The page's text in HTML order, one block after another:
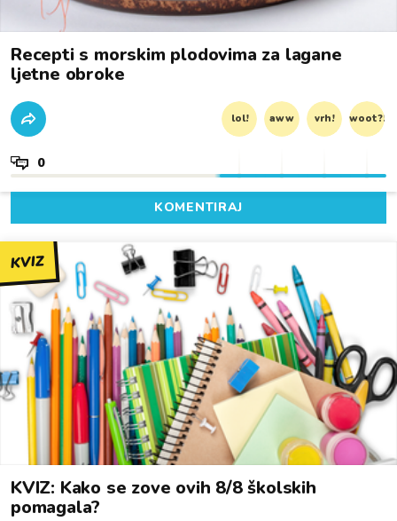
Recepti s morskim plodovima za lagane
ljetne obroke
lol! aww vrh! woot?!
0
KOMENTIRAJ
KVIZ
KVIZ: Kako se zove ovih 8/8 školskih
pomagala?